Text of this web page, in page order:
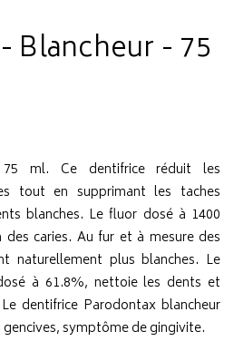
Blancheur - 75
75 ml. Ce dentifrice réduit les
tout en supprimant les taches
blanches. Le fluor dosé à 1400
caries. Au fur et à mesure des
naturellement plus blanches. Le
à 61.8%, nettoie les dents et
dentifrice Parodontax blancheur
symptôme de gingivite.